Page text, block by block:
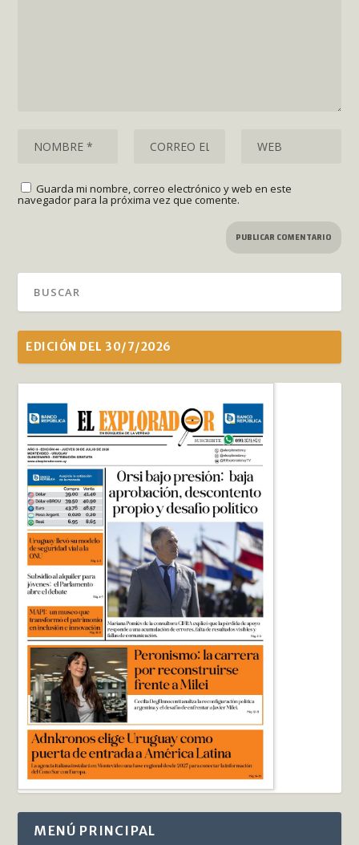
Guarda mi nombre, correo electrónico y web en este
navegador para la próxima vez que comente.
EDICIÓN DEL 30/7/2026
MENÚ PRINCIPAL